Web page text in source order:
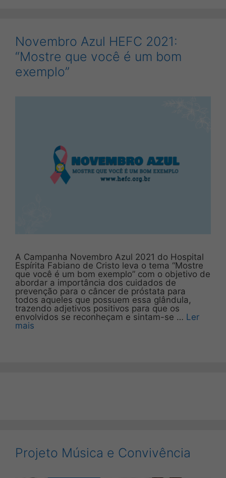
Novembro Azul HEFC 2021:
“Mostre que você é um bom
exemplo”
A Campanha Novembro Azul 2021 do Hospital
Espírita Fabiano de Cristo leva o tema “Mostre
que você é um bom exemplo” com o objetivo de
abordar a importância dos cuidados de
prevenção para o câncer de próstata para
todos aqueles que possuem essa glândula,
trazendo adjetivos positivos para que os
envolvidos se reconheçam e sintam-se … Ler
mais
Projeto Música e Convivência